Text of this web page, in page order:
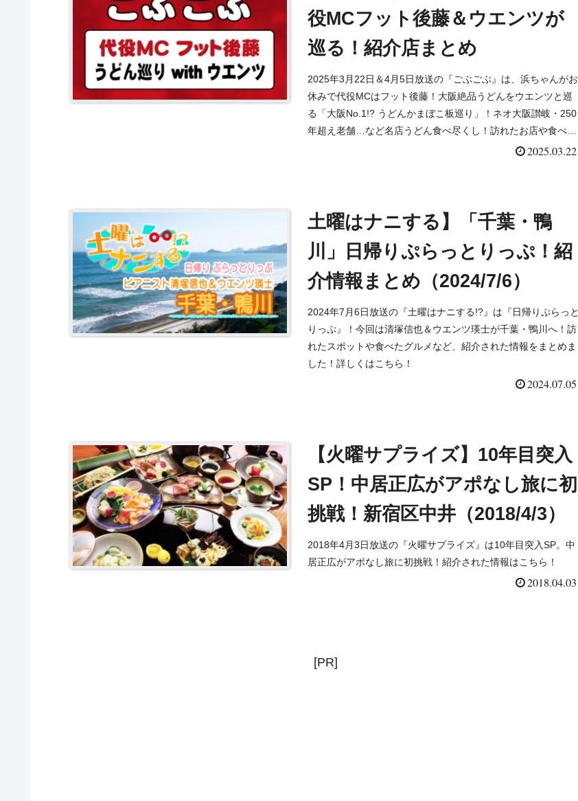
役MCフット後藤＆ウエンツが
巡る！紹介店まとめ
2025年3月22日＆4月5日放送の『ごぶごぶ』は、浜ちゃんがお
休みで代役MCはフット後藤！大阪絶品うどんをウエンツと巡
る「大阪No.1!? うどんかまぼこ板巡り」！ネオ大阪讃岐・250
年超え老舗…など名店うどん食べ尽くし！訪れたお店や食べた
2025.03.22
土曜はナニする】「千葉・鴨
川」日帰りぷらっとりっぷ！紹
介情報まとめ（2024/7/6）
2024年7月6日放送の『土曜はナニする!?』は『日帰りぷらっと
りっぷ』！今回は清塚信也＆ウエンツ瑛士が千葉・鴨川へ！訪
れたスポットや食べたグルメなど、紹介された情報をまとめま
した！詳しくはこちら！
2024.07.05
【火曜サプライズ】10年目突入
SP！中居正広がアポなし旅に初
挑戦！新宿区中井（2018/4/3）
2018年4月3日放送の『火曜サプライズ』は10年目突入SP。中
居正広がアポなし旅に初挑戦！紹介された情報はこちら！
2018.04.03
[PR]